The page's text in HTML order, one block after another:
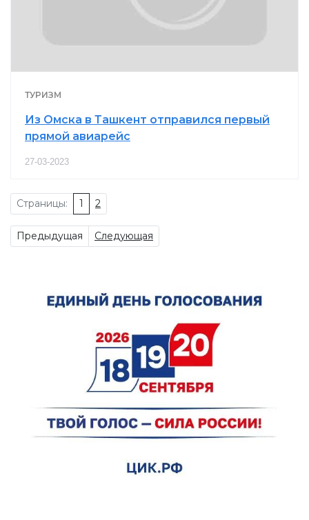
ТУРИЗМ
Из Омска в Ташкент отправился первый
прямой авиарейс
27-03-2023
Страницы: 1 2
Предыдущая Следующая